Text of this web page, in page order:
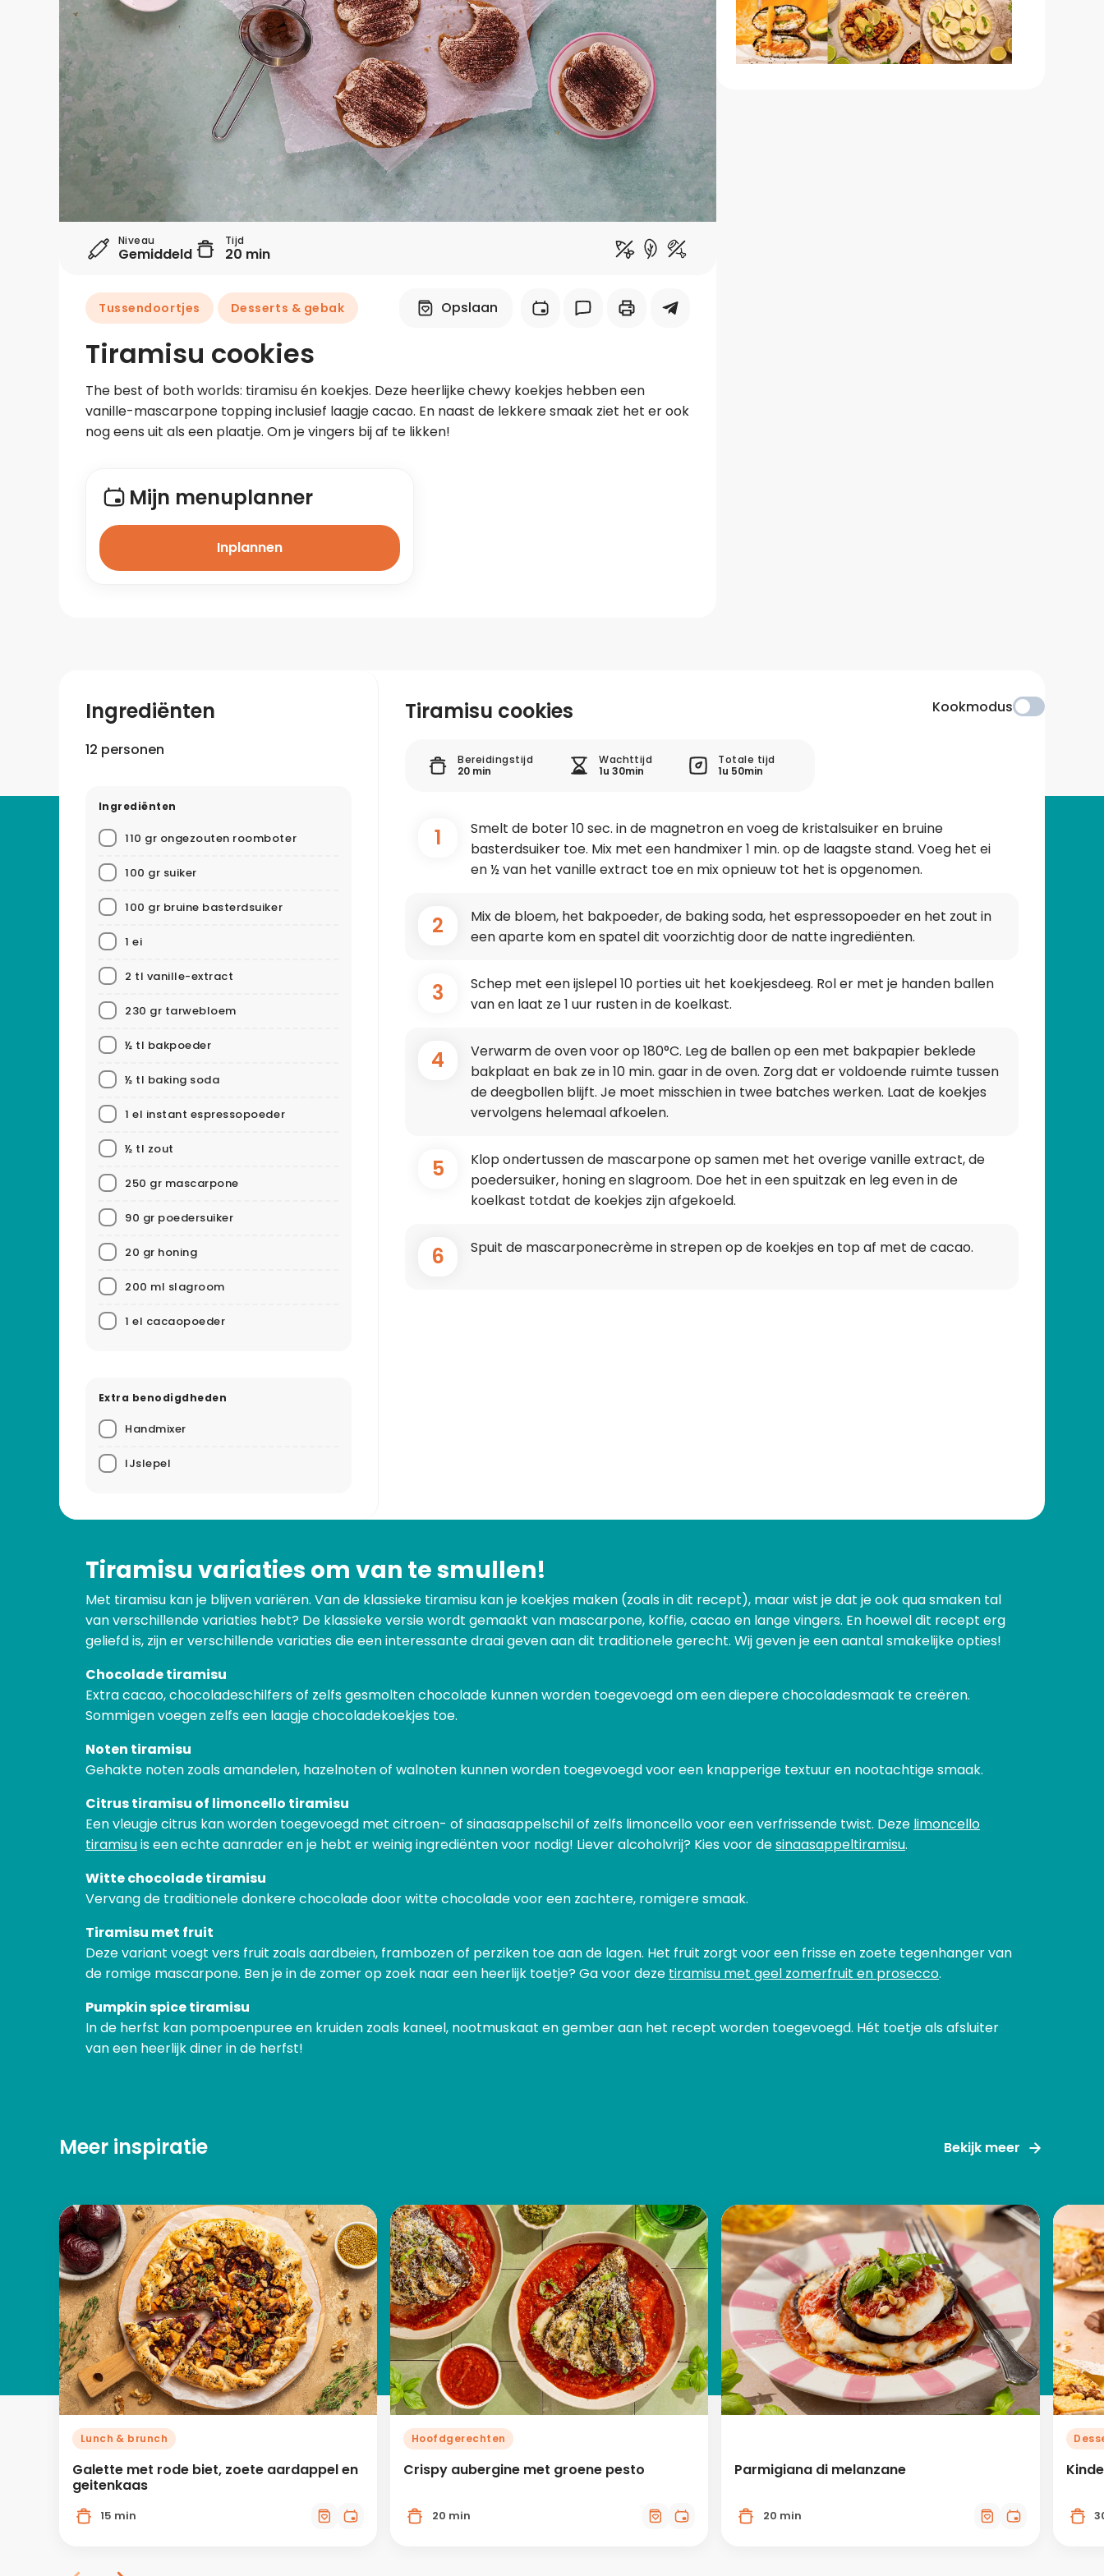
Midden-Oosters
Kooktips & blogs
Leer koken als een chef
Kooktips & blogs
Niveau
Gemiddeld
Tijd
20 min
Tussendoortjes Desserts & gebak Opslaan
Tiramisu cookies
The best of both worlds: tiramisu én koekjes. Deze heerlijke chewy koekjes hebben een
vanille-mascarpone topping inclusief laagje cacao. En naast de lekkere smaak ziet het er ook
nog eens uit als een plaatje. Om je vingers bij af te likken!
Mijn menuplanner
Inplannen
Ingrediënten
12 personen
Ingrediënten
110 gr ongezouten roomboter
100 gr suiker
100 gr bruine basterdsuiker
1 ei
2 tl vanille-extract
230 gr tarwebloem
½ tl bakpoeder
½ tl baking soda
1 el instant espressopoeder
½ tl zout
250 gr mascarpone
90 gr poedersuiker
20 gr honing
200 ml slagroom
1 el cacaopoeder
Extra benodigdheden
Handmixer
IJslepel
Tiramisu cookies Kookmodus
Bereidingstijd
20 min
Wachttijd
1u 30min
Totale tijd
1u 50min
1
Smelt de boter 10 sec. in de magnetron en voeg de kristalsuiker en bruine
basterdsuiker toe. Mix met een handmixer 1 min. op de laagste stand. Voeg het ei
en ½ van het vanille extract toe en mix opnieuw tot het is opgenomen.
2
Mix de bloem, het bakpoeder, de baking soda, het espressopoeder en het zout in
een aparte kom en spatel dit voorzichtig door de natte ingrediënten.
3
Schep met een ijslepel 10 porties uit het koekjesdeeg. Rol er met je handen ballen
van en laat ze 1 uur rusten in de koelkast.
4
Verwarm de oven voor op 180°C. Leg de ballen op een met bakpapier beklede
bakplaat en bak ze in 10 min. gaar in de oven. Zorg dat er voldoende ruimte tussen
de deegbollen blijft. Je moet misschien in twee batches werken. Laat de koekjes
vervolgens helemaal afkoelen.
5
Klop ondertussen de mascarpone op samen met het overige vanille extract, de
poedersuiker, honing en slagroom. Doe het in een spuitzak en leg even in de
koelkast totdat de koekjes zijn afgekoeld.
6 Spuit de mascarponecrème in strepen op de koekjes en top af met de cacao.
Tiramisu variaties om van te smullen!
Met tiramisu kan je blijven variëren. Van de klassieke tiramisu kan je koekjes maken (zoals in dit recept), maar wist je dat je ook qua smaken tal
van verschillende variaties hebt? De klassieke versie wordt gemaakt van mascarpone, koffie, cacao en lange vingers. En hoewel dit recept erg
geliefd is, zijn er verschillende variaties die een interessante draai geven aan dit traditionele gerecht. Wij geven je een aantal smakelijke opties!
Chocolade tiramisu
Extra cacao, chocoladeschilfers of zelfs gesmolten chocolade kunnen worden toegevoegd om een diepere chocoladesmaak te creëren.
Sommigen voegen zelfs een laagje chocoladekoekjes toe.
Noten tiramisu
Gehakte noten zoals amandelen, hazelnoten of walnoten kunnen worden toegevoegd voor een knapperige textuur en nootachtige smaak.
Citrus tiramisu of limoncello tiramisu
Een vleugje citrus kan worden toegevoegd met citroen- of sinaasappelschil of zelfs limoncello voor een verfrissende twist. Deze limoncello
tiramisuis een echte aanrader en je hebt er weinig ingrediënten voor nodig! Liever alcoholvrij? Kies voor desinaasappeltiramisu.
Witte chocolade tiramisu
Vervang de traditionele donkere chocolade door witte chocolade voor een zachtere, romigere smaak.
Tiramisu met fruit
Deze variant voegt vers fruit zoals aardbeien, frambozen of perziken toe aan de lagen. Het fruit zorgt voor een frisse en zoete tegenhanger van
de romige mascarpone. Ben je in de zomer op zoek naar een heerlijk toetje? Ga voor deze tiramisu met geel zomerfruit en prosecco.
Pumpkin spice tiramisu
In de herfst kan pompoenpuree en kruiden zoals kaneel, nootmuskaat en gember aan het recept worden toegevoegd. Hét toetje als afsluiter
van een heerlijk diner in de herfst!
Meer inspiratie Bekijk meer
Lunch & brunch
Galette met rode biet, zoete aardappel en
geitenkaas
15 min
Hoofdgerechten
Crispy aubergine met groene pesto
20 min
Parmigiana di melanzane
20 min